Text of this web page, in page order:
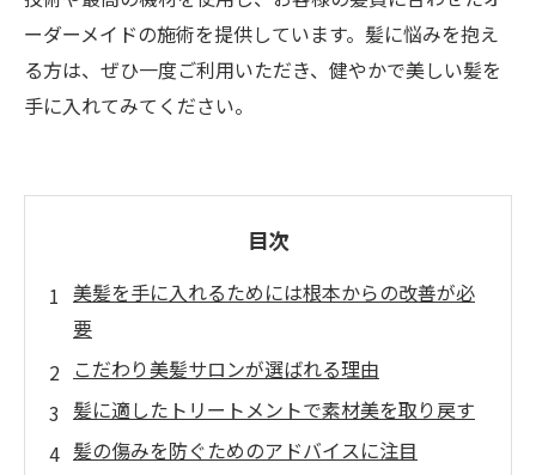
ーダーメイドの施術を提供しています。髪に悩みを抱え
る方は、ぜひ一度ご利用いただき、健やかで美しい髪を
手に入れてみてください。
目次
美髪を手に入れるためには根本からの改善が必
要
こだわり美髪サロンが選ばれる理由
髪に適したトリートメントで素材美を取り戻す
髪の傷みを防ぐためのアドバイスに注目